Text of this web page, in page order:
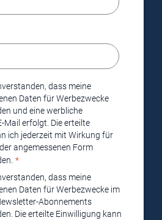
dass meine
Daten für Werbezwecke
und eine werbliche
Mail erfolgt. Die erteilte
ich jederzeit mit Wirkung für
angemessenen Form
dass meine
Daten für Werbezwecke im
Abonnements
Die erteilte Einwilligung kann